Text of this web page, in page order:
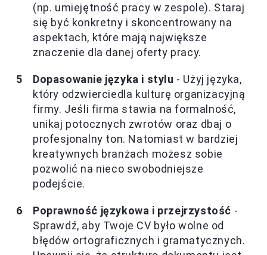
(np. umiejętność pracy w zespole). Staraj
się być konkretny i skoncentrowany na
aspektach, które mają największe
znaczenie dla danej oferty pracy.
Dopasowanie języka i stylu - Użyj języka,
który odzwierciedla kulturę organizacyjną
firmy. Jeśli firma stawia na formalność,
unikaj potocznych zwrotów oraz dbaj o
profesjonalny ton. Natomiast w bardziej
kreatywnych branżach możesz sobie
pozwolić na nieco swobodniejsze
podejście.
Poprawność językowa i przejrzystość -
Sprawdź, aby Twoje CV było wolne od
błędów ortograficznych i gramatycznych.